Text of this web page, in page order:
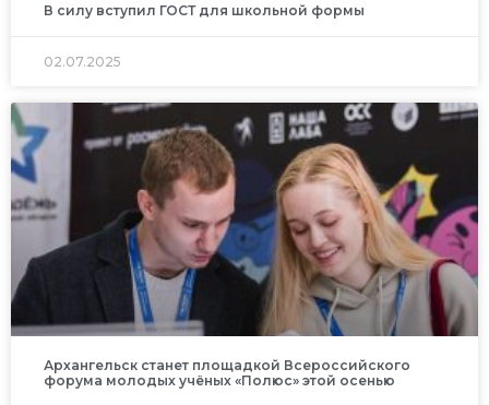
В силу вступил ГОСТ для школьной формы
02.07.2025
Архангельск станет площадкой Всероссийского
форума молодых учёных «Полюс» этой осенью